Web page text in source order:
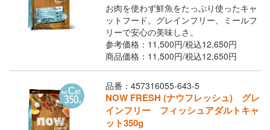
お肉を使わず鮮魚をたっぷり使ったキャ
ットフード。グレインフリー、ミールフ
リーで安心の美味しさ。
参考価格：11,500円/税込12,650円
商品価格：11,500円/税込12,650円
品番：457316055-643-5
NOW FRESH (ナウフレッシュ) グレ
インフリー フィッシュアダルトキャ
ット350g